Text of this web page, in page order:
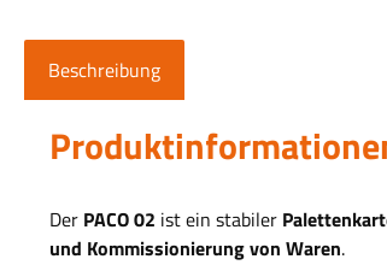
Beschreibung
Der PACO 02 ist ein stabiler Palettenk
und Kommissionierung von Waren.